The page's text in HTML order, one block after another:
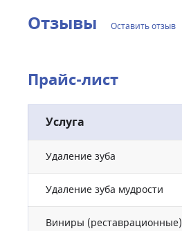
Отзывы Оставить отзыв
Прайс-лист
Услуга
Удаление зуба
Удаление зуба мудрости
Виниры (реставрационные)